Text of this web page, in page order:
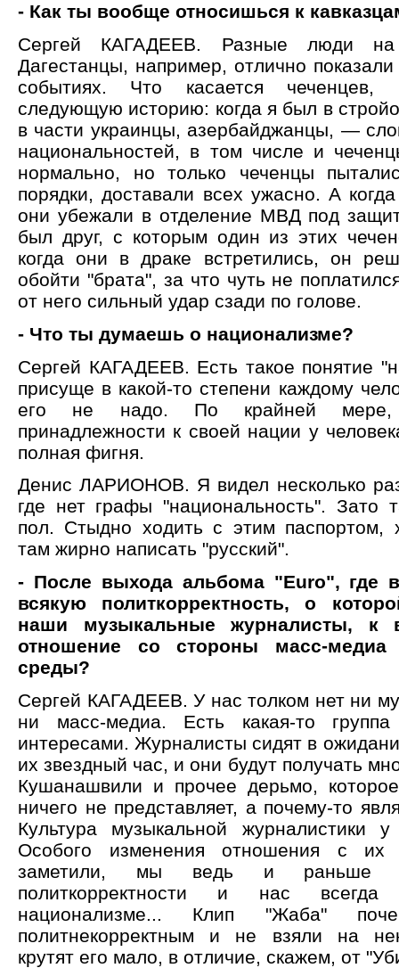
- Как ты вообще относишься к
Сергей КАГАДЕЕВ. Разные люди на
Дагестанцы, например, отлично
событиях. Что касается чеченцев,
следующую историю: когда я был в
в части украинцы, азербайджанцы, —
национальностей, в том числе и
нормально, но только чеченцы
порядки, доставали всех ужасно. А
они убежали в отделение МВД под
был друг, с которым один из этих
когда они в драке встретились, он
обойти "брата", за что чуть не
от него сильный удар сзади по голове.
- Что ты думаешь о национализме?
Сергей КАГАДЕЕВ. Есть такое понятие
присуще в какой-то степени каждому
его не надо. По крайней мере,
принадлежности к своей нации у
полная фигня.
Денис ЛАРИОНОВ. Я видел несколько
где нет графы "национальность". Зато
пол. Стыдно ходить с этим паспортом,
там жирно написать "русский".
- После выхода альбома "Еuro", где
всякую политкорректность, о
наши музыкальные журналисты, к
отношение со стороны масс-
среды?
Сергей КАГАДЕЕВ. У нас толком нет ни
ни масс-медиа. Есть какая-то
интересами. Журналисты сидят в
их звездный час, и они будут получать
Кушанашвили и прочее дерьмо,
ничего не представляет, а почему-то
Культура музыкальной журналистики у
Особого изменения отношения с
заметили, мы ведь и
политкорректности и нас
национализме... Клип "Жаба"
политнекорректным и не взяли на
крутят его мало, в отличие, скажем, от